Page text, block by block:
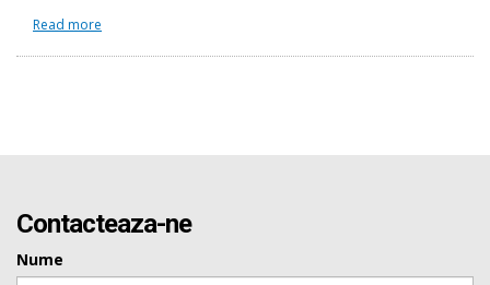
Read more
Contacteaza-ne
Nume